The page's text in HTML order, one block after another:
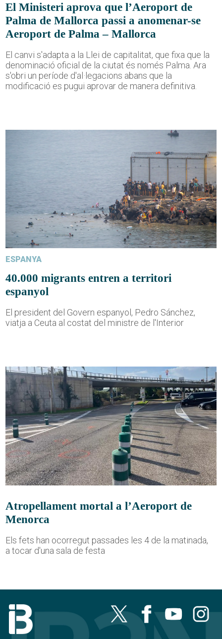
El Ministeri aprova que l’Aeroport de
Palma de Mallorca passi a anomenar-se
Aeroport de Palma – Mallorca
El canvi s'adapta a la Llei de capitalitat, que fixa que la
denominació oficial de la ciutat és només Palma. Ara
s'obri un període d'al·legacions abans que la
modificació es pugui aprovar de manera definitiva.
ESPANYA
40.000 migrants entren a territori
espanyol
El president del Govern espanyol, Pedro Sánchez,
viatja a Ceuta al costat del ministre de l'Interior
Atropellament mortal a l’Aeroport de
Menorca
Els fets han ocorregut passades les 4 de la matinada,
a tocar d'una sala de festa